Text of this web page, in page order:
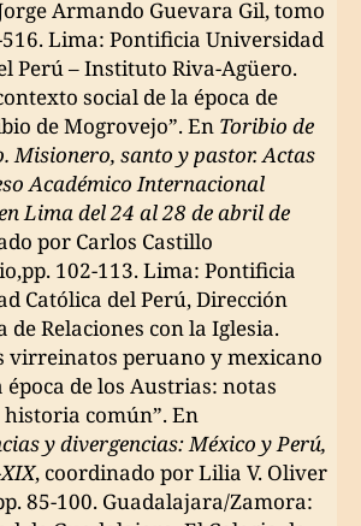
Armando Guevara Gil, tomo
Lima: Pontificia Universidad
Perú – Instituto Riva-Agüero.
social de la época de
de Mogrovejo”. En Toribio de
Misionero, santo y pastor. Actas
Académico Internacional
Lima del 24 al 28 de abril de
por Carlos Castillo
102-113. Lima: Pontificia
Católica del Perú, Dirección
de Relaciones con la Iglesia.
virreinatos peruano y mexicano
de los Austrias: notas
común”. En
y divergencias: México y Perú,
, coordinado por Lilia V. Oliver
85-100. Guadalajara/Zamora: